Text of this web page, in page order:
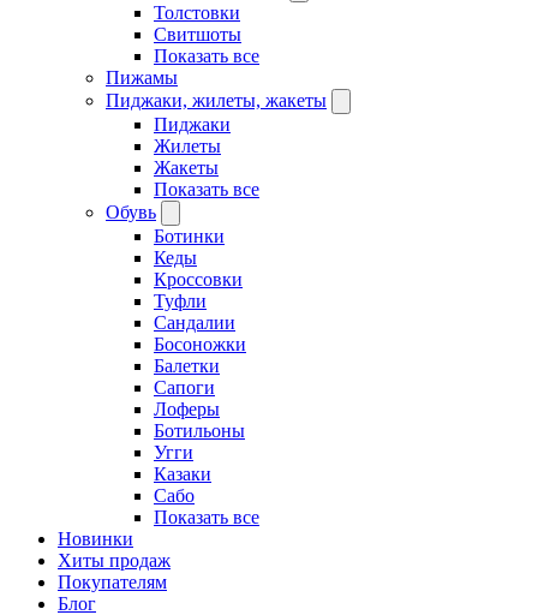
Толстовки
Свитшоты
Показать все
Пижамы
Пиджаки, жилеты, жакеты
Пиджаки
Жилеты
Жакеты
Показать все
Обувь
Ботинки
Кеды
Кроссовки
Туфли
Сандалии
Босоножки
Балетки
Сапоги
Лоферы
Ботильоны
Угги
Казаки
Сабо
Показать все
Новинки
Хиты продаж
Покупателям
Блог